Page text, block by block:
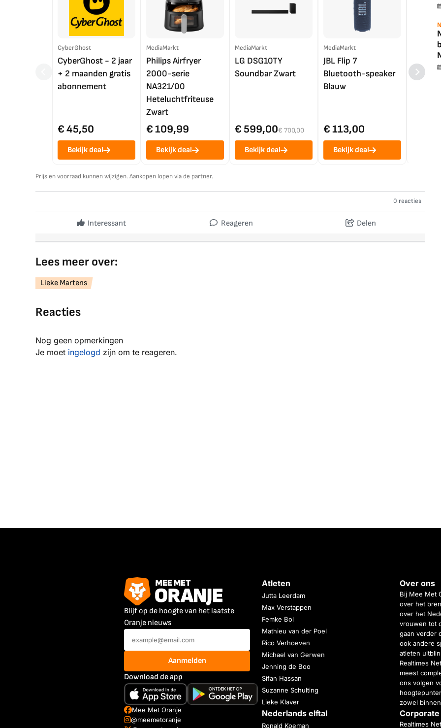
CyberGhost
CyberGhost - 2 jaar
+ 2 maanden gratis
abonnement
€ 45,50
Bekijk deal
MediaMarkt
Philips Airfryer
2000-serie
NA321/00
Heteluchtfriteuse
Zwart
€ 109,99
Bekijk deal
MediaMarkt
LG DSG10TY
Soundbar Zwart
€ 599,00€ 700,00
Bekijk deal
MediaMarkt
JBL Flip 7
Bluetooth-speaker
Blauw
€ 113,00
Bekijk deal
LG
4K TV
Prijs en voorraad kunnen wijzigen. Aankopen lopen via de partner.
0 reacties
Interessant Reageren Delen
Lees meer over:
Lieke Martens
Reacties
Nog geen opmerkingen
Je moet ingelogd zijn om te reageren.
Blijf op de hoogte van het laatste
Oranje nieuws
Aanmelden
Download de app
Mee Met Oranje
@meemetoranje
Atleten
Jutta Leerdam
Max Verstappen
Femke Bol
Mathieu van der Poel
Rico Verhoeven
Michael van Gerwen
Jenning de Boo
Sifan Hassan
Suzanne Schulting
Lieke Klaver
Nederlands elftal
Ronald Koeman
Over ons
Bij Mee Met
over het
over het
vrouwen tot
gaan verder
ook andere
atleten
Realtimes
meest
ons volgen
zowel
Corporate
Realtimes